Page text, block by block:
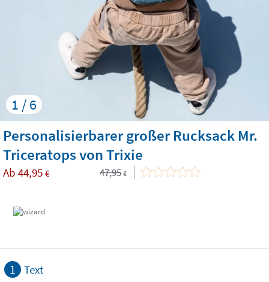
1 / 6
Personalisierbarer großer Rucksack Mr.
Triceratops von Trixie
Ab 44,95 € 47,95 €
1 Text